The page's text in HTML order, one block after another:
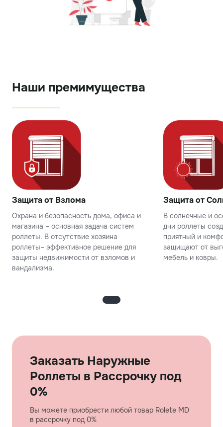
Наши премимущества
Защита от Взлома
Охрана и безопасность дома, офиса и
магазина – основная задача систем
роллеты. В отсутствие хозяина
роллеты– эффективное решение для
защиты недвижимости от взломов и
вандализма.
Защита от
В солнечные и
дни роллеты
приятный и
защищают от
мебель и ковры.
Заказать Наружные
Роллеты в Рассрочку под
0%
Вы можете приобрести любой товар Rolete MD
в рассрочку под 0%